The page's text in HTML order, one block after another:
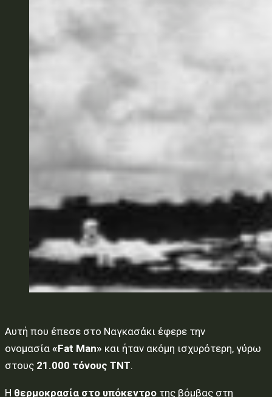
Αυτή που έπεσε στο Ναγκασάκι έφερε την
ονομασία «Fat Man» και ήταν ακόμη ισχυρότερη, γύρω
στους 21.000 τόνους TNT.
Η θερμοκρασία στο υπόκεντρο της βόμβας στη